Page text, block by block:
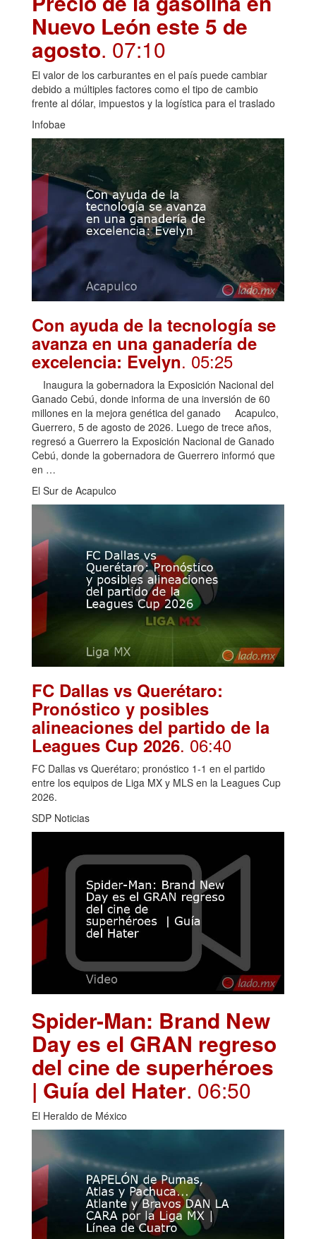
Nuevo León este 5 de
agosto. 07:10
El valor de los carburantes en el país puede cambiar
debido a múltiples factores como el tipo de cambio
frente al dólar, impuestos y la logística para el traslado
Infobae
Con ayuda de la tecnología se
avanza en una ganadería de
excelencia: Evelyn. 05:25
Inaugura la gobernadora la Exposición Nacional del
Ganado Cebú, donde informa de una inversión de 60
millones en la mejora genética del ganado Acapulco,
Guerrero, 5 de agosto de 2026. Luego de trece años,
regresó a Guerrero la Exposición Nacional de Ganado
Cebú, donde la gobernadora de Guerrero informó que
en …
El Sur de Acapulco
FC Dallas vs Querétaro:
Pronóstico y posibles
alineaciones del partido de la
Leagues Cup 2026. 06:40
FC Dallas vs Querétaro; pronóstico 1-1 en el partido
entre los equipos de Liga MX y MLS en la Leagues Cup
2026.
SDP Noticias
Spider-Man: Brand New
Day es el GRAN regreso
del cine de superhéroes
| Guía del Hater. 06:50
El Heraldo de México